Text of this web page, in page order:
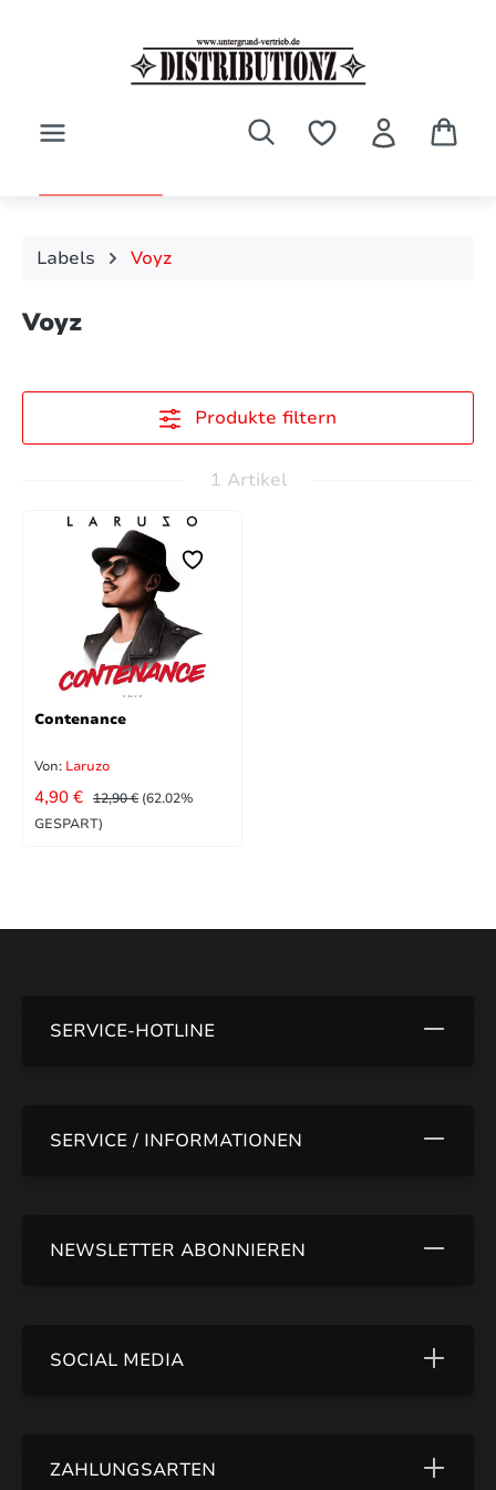
Labels Voyz
Voyz
Produkte filtern
1 Artikel
Contenance
Von: Laruzo
VERKAUFSPREIS:
4,90 € REGULÄRER PREIS:
12,90 € (62.02%
GESPART)
SERVICE-HOTLINE
SERVICE / INFORMATIONEN
NEWSLETTER ABONNIEREN
SOCIAL MEDIA
ZAHLUNGSARTEN